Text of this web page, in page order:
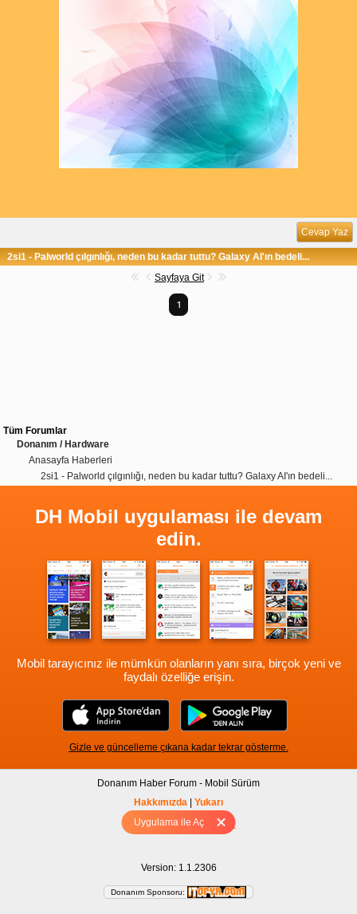
Uygulama ile Aç
Cevap Yaz
2si1 - Palworld çılgınlığı, neden bu kadar tuttu? Galaxy AI'ın bedeli...
Sayfaya Git
1
Tüm Forumlar
Donanım / Hardware
Anasayfa Haberleri
2si1 - Palworld çılgınlığı, neden bu kadar tuttu? Galaxy AI'ın bedeli...
DH Mobil uygulaması ile devam
edin.
Mobil tarayıcınız ile mümkün olanların yanı sıra, birçok yeni ve
faydalı özelliğe erişin.
Gizle ve güncelleme çıkana kadar tekrar gösterme.
Donanım Haber Forum - Mobil Sürüm
Hakkımızda | Yukarı
Tam sürüm için Tıklayınız
Version: 1.1.2306
Donanım Sponsoru: